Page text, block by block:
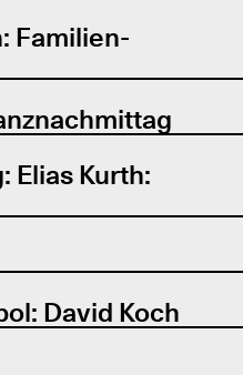
Familien-
Elias Kurth:
David Koch